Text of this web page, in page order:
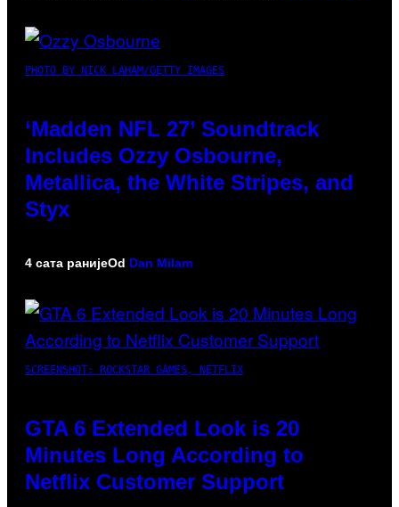
PHOTO BY NICK LAHAM/GETTY IMAGES
‘Madden NFL 27’ Soundtrack
Includes Ozzy Osbourne,
Metallica, the White Stripes, and
Styx
4 сата ранијеOd Dan Milam
SCREENSHOT: ROCKSTAR GAMES, NETFLIX
GTA 6 Extended Look is 20
Minutes Long According to
Netflix Customer Support